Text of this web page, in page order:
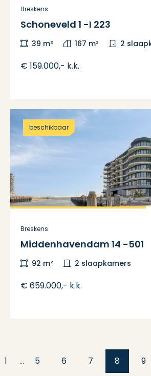
Breskens
Schoneveld 1 -I 223
39 m² 167 m² 2
€ 159.000,- k.k.
beschikbaar
Breskens
Middenhavendam 14 -501
92 m² 2 slaapkamers
€ 659.000,- k.k.
1 … 5 6 7 8 9